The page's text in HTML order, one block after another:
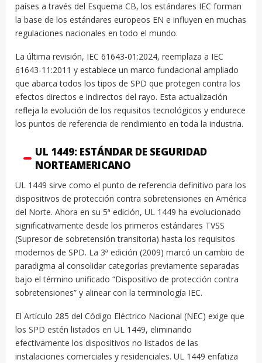
países a través del Esquema CB, los estándares IEC forman
la base de los estándares europeos EN e influyen en muchas
regulaciones nacionales en todo el mundo.
La última revisión, IEC 61643-01:2024, reemplaza a IEC
61643-11:2011 y establece un marco fundacional ampliado
que abarca todos los tipos de SPD que protegen contra los
efectos directos e indirectos del rayo. Esta actualización
refleja la evolución de los requisitos tecnológicos y endurece
los puntos de referencia de rendimiento en toda la industria.
UL 1449: ESTÁNDAR DE SEGURIDAD
NORTEAMERICANO
UL 1449 sirve como el punto de referencia definitivo para los
dispositivos de protección contra sobretensiones en América
del Norte. Ahora en su 5ª edición, UL 1449 ha evolucionado
significativamente desde los primeros estándares TVSS
(Supresor de sobretensión transitoria) hasta los requisitos
modernos de SPD. La 3ª edición (2009) marcó un cambio de
paradigma al consolidar categorías previamente separadas
bajo el término unificado “Dispositivo de protección contra
sobretensiones” y alinear con la terminología IEC.
El Artículo 285 del Código Eléctrico Nacional (NEC) exige que
los SPD estén listados en UL 1449, eliminando
efectivamente los dispositivos no listados de las
instalaciones comerciales y residenciales. UL 1449 enfatiza